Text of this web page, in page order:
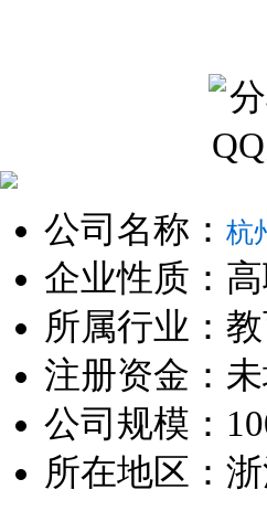
公司名称： 杭
企业性质：
所属行业：
注册资金：
公司规模：
所在地区：